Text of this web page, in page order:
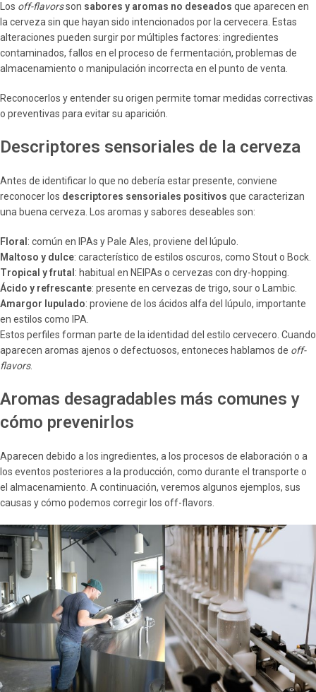
Los off-flavorsson sabores y aromas no deseados que aparecen en
la cerveza sin que hayan sido intencionados por la cervecera. Estas
alteraciones pueden surgir por múltiples factores: ingredientes
contaminados, fallos en el proceso de fermentación, problemas de
almacenamiento o manipulación incorrecta en el punto de venta.
Reconocerlos y entender su origen permite tomar medidas correctivas
o preventivas para evitar su aparición.
Descriptores sensoriales de la cerveza
Antes de identificar lo que no debería estar presente, conviene
reconocer los descriptores sensoriales positivos que caracterizan
una buena cerveza. Los aromas y sabores deseables son:
Floral : común en IPAs y Pale Ales, proviene del lúpulo.
Maltoso y dulce: característico de estilos oscuros, como Stout o Bock.
Tropical y frutal : habitual en NEIPAs o cervezas con dry-hopping.
Ácido y refrescante: presente en cervezas de trigo, sour o Lambic.
Amargor lupulado: proviene de los ácidos alfa del lúpulo, importante
en estilos como IPA.
Estos perfiles forman parte de la identidad del estilo cervecero. Cuando
aparecen aromas ajenos o defectuosos, entoneces hablamos de off-
flavors.
Aromas desagradables más comunes y
cómo prevenirlos
Aparecen debido a los ingredientes, a los procesos de elaboración o a
los eventos posteriores a la producción, como durante el transporte o
el almacenamiento. A continuación, veremos algunos ejemplos, sus
causas y cómo podemos corregir los off-flavors.